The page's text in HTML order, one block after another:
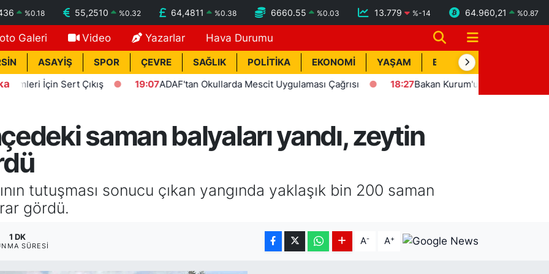
%0.18 55,2510 %0.32 64,4811 %0.38 6660.55 %0.03 13.779 %-14 64.960,21 %0.87
Galeri Video Yazarlar Hava Durumu
ASAYİŞ SPOR ÇEVRE SAĞLIK POLİTİKA EKONOMİ YAŞAM BİK İLAN
İçin Sert Çıkış 19:07 ADAF'tan Okullarda Mescit Uygulaması Çağrısı 18:27 Bakan Kurum'un katılımıyla
saman balyaları yandı, zeytin
tutuşması sonucu çıkan yangında yaklaşık bin 200 saman
gördü.
1 DK
SÜRESI A- A+